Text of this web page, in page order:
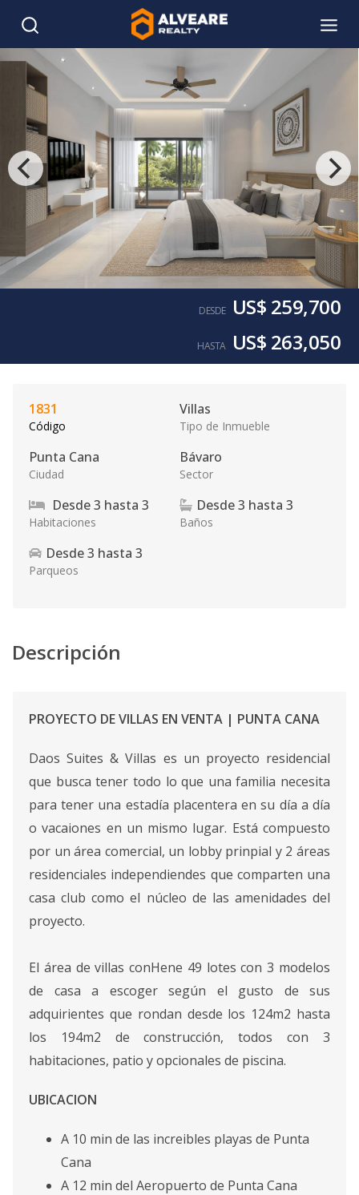
DESDE US$ 259,700
HASTA US$ 263,050
1831
Código
Villas
Tipo de Inmueble
Punta Cana
Ciudad
Bávaro
Sector
Desde3 hasta 3
Habitaciones
Desde3 hasta 3
Baños
Desde3 hasta 3
Parqueos
Descripción
PROYECTO DE VILLAS EN VENTA | PUNTA CANA
Daos Suites & Villas es un proyecto residencial
que busca tener todo lo que una familia necesita
para tener una estadía placentera en su día a día
o vacaiones en un mismo lugar. Está compuesto
por un área comercial, un lobby prinpial y 2 áreas
residenciales independiendes que comparten una
casa club como el núcleo de las amenidades del
proyecto.
El área de villas conHene 49 lotes con 3 modelos
de casa a escoger según el gusto de sus
adquirientes que rondan desde los 124m2 hasta
los 194m2 de construcción, todos con 3
habitaciones, patio y opcionales de piscina.
UBICACION
A 10 min de las increibles playas de Punta
Cana
A 12 min del Aeropuerto de Punta Cana